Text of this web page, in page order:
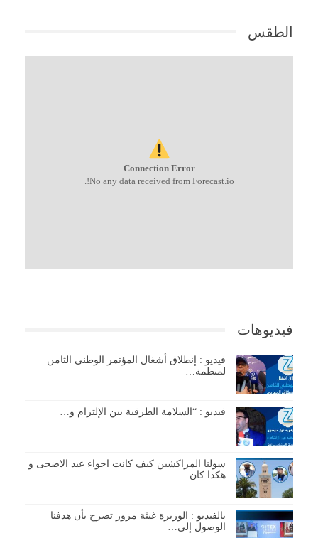
الطقس
Connection Error
No any data received from Forecast.io!.
فيديوهات
فيديو : إنطلاق أشغال المؤتمر الوطني الثامن
لمنظمة…
فيديو : “السلامة الطرقية بين الإلتزام و…
سولنا المراكشين كيف كانت اجواء عيد الاضحى و
هكذا كان…
بالفيديو : الوزيرة غيثة مزور تصرح بأن هدفنا
الوصول إلى…